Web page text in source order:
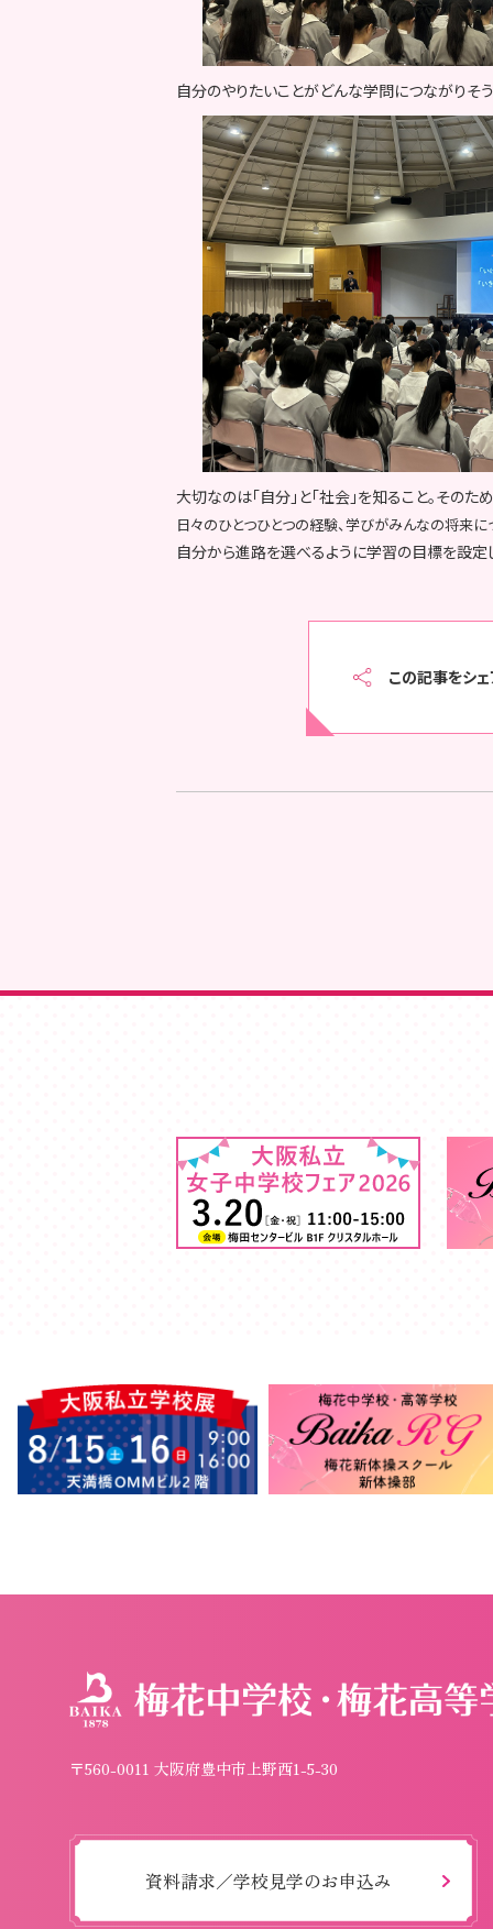
自分のやりたいことがどんな学問につながりそ
大切なのは「自分」と「社会」を知ること。その
日々のひとつひとつの経験、学びがみんなの将来に
自分から進路を選べるように学習の目標を設定
この記事をシ
〒560-0011 大阪府豊中市上野西1-5-30
資料請求／学校見学のお申込み